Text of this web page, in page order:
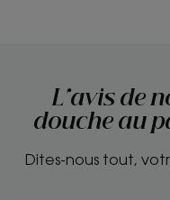
L'avis de
douche au
Dites-nous tout,